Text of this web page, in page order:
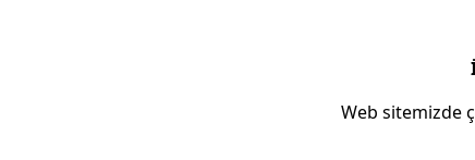
Web sitemizde